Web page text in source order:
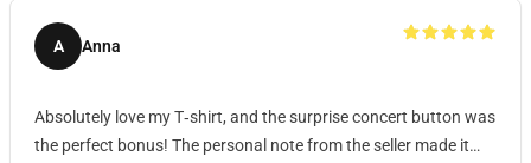
A Anna
Absolutely love my T‑shirt, and the surprise concert button was
the perfect bonus! The personal note from the seller made it